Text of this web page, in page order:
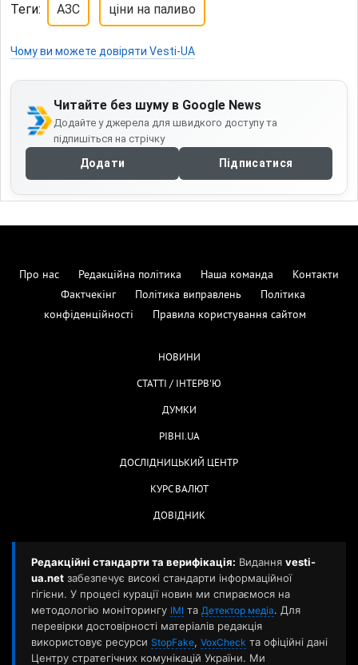
Теги: АЗС ціни на паливо
Чому ви можете довіряти Vesti-UA
Читайте без шуму в Google News
Додайте у джерела для швидкого доступу та
підпишіться на стрічку
Додати Підписатися
Про нас Редакційна політика Наша команда
Контакти
Фактчекінг
Політика виправлень
Політика
конфіденційності
Правила користування сайтом
НОВИНИ
СТАТТІ / ІНТЕРВ'Ю
ДУМКИ
РІВНІ.UA
ДОСЛІДНИЦЬКИЙ ЦЕНТР
КУРС ВАЛЮТ
ДОВІДНИК
Редакційні стандарти та верифікація: Видання vesti-
ua.net забезпечує високі стандарти інформаційної
гігієни. У процесі курації новин ми спираємося на
методологію моніторингу ІМІ та Детектор медіа. Для
перевірки достовірності матеріалів редакція
використовує ресурси StopFake, VoxCheck та офіційні дані
Центру стратегічних комунікацій України. Ми